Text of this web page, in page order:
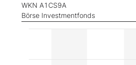
WKN A1CS9A
Börse Investmentfonds